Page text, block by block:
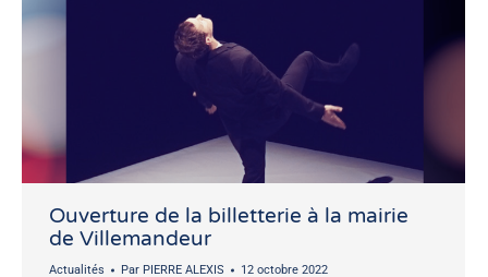
Ouverture de la billetterie à la mairie
de Villemandeur
Actualités Par PIERRE ALEXIS 12 octobre 2022